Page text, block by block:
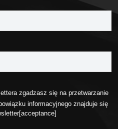
zgadzasz się na przetwarzanie
informacyjnego znajduje się
[acceptance]